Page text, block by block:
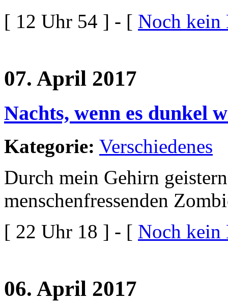
[ 12 Uhr 54 ] - [ Noch kein
07. April 2017
Nachts, wenn es dunkel
Kategorie: Verschiedenes
Durch mein Gehirn
menschenfressenden
[ 22 Uhr 18 ] - [ Noch kein
06. April 2017